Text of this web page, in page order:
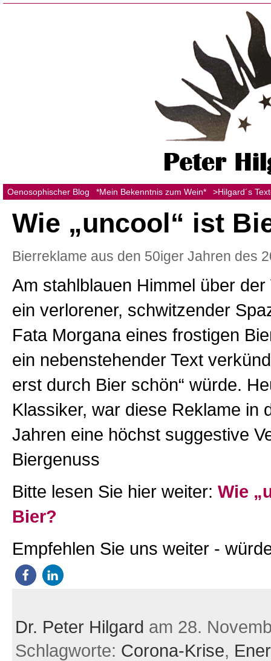
Oenosophischer Blog *Mein Bekenntnis zum Wein* >Hilgard´s
Wie „uncool“ ist
Bierreklame aus den 50iger Jahren des
Am stahlblauen Himmel über
ein verlorener, schwitzender
Fata Morgana eines frostigen
ein nebenstehender Text
erst durch Bier schön“ würde.
Klassiker, war diese Reklame in
Jahren eine höchst suggestive
Biergenuss
Bitte lesen Sie hier weiter: Wie
Bier?
Empfehlen Sie uns weiter -
Dr. Peter Hilgard am 28.
Schlagworte: Corona-Krise,